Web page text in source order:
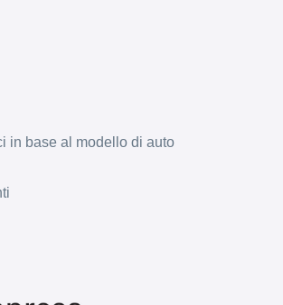
in base al modello di auto